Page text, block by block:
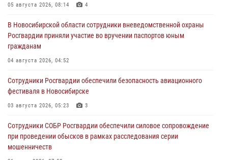
05 августа 2026, 08:14 4
В Новосибирской области сотрудники вневедомственной охраны
Росгвардии приняли участие во вручении паспортов юным
гражданам
04 августа 2026, 04:52
Сотрудники Росгвардии обеспечили безопасность авиационного
фестиваля в Новосибирске
03 августа 2026, 05:23 3
Сотрудники СОБР Росгвардии обеспечили силовое сопровождение
при проведении обысков в рамках расследования серии
мошенничеств